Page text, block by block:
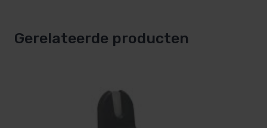
Gerelateerde producten